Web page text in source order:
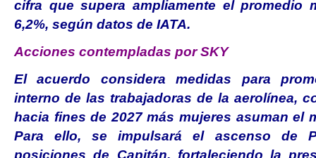
cifra que supera ampliamente el promedio
6,2%, según datos de IATA.
Acciones contempladas por SKY
El acuerdo considera medidas para
interno de las trabajadoras de la aerolínea,
hacia fines de 2027 más mujeres asuman el
Para ello, se impulsará el ascenso de
posiciones de Capitán, fortaleciendo la